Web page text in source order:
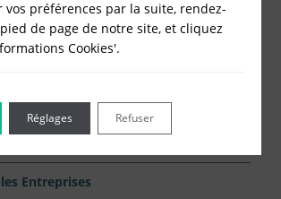
Entreprises
vos préférences par la suite, rendez-
de page de notre site, et cliquez
Cookies'.
Refuser
Réglages